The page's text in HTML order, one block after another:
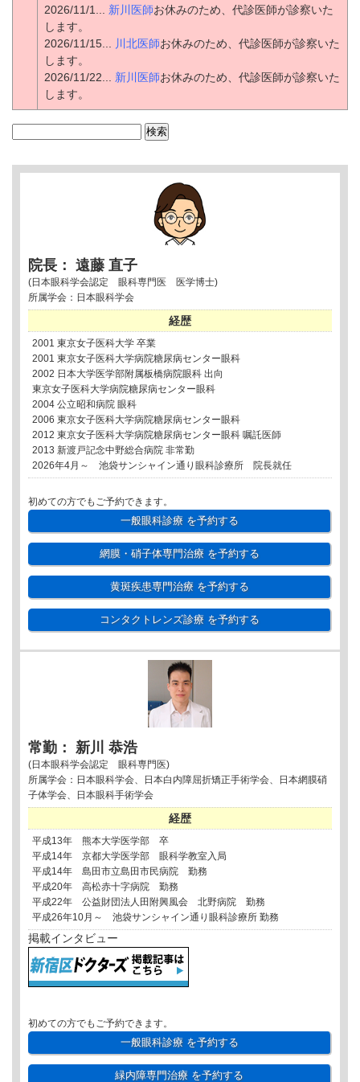
2026/11/1...
新川医師お休みのため、代診医師が診察いた
します。
2026/11/15...
川北医師お休みのため、代診医師が診察いた
します。
2026/11/22...
新川医師お休みのため、代診医師が診察いた
します。
院長： 遠藤 直子
(日本眼科学会認定 眼科専門医 医学博士)
所属学会：日本眼科学会
経歴
2001 東京女子医科大学 卒業
2001 東京女子医科大学病院糖尿病センター眼科
2002 日本大学医学部附属板橋病院眼科 出向
東京女子医科大学病院糖尿病センター眼科
2004 公立昭和病院 眼科
2006 東京女子医科大学病院糖尿病センター眼科
2012 東京女子医科大学病院糖尿病センター眼科 嘱託医師
2013 新渡戸記念中野総合病院 非常勤
2026年4月～ 池袋サンシャイン通り眼科診療所 院長就任
初めての方でもご予約できます。
一般眼科診療を予約する
網膜・硝子体専門治療を予約する
黄斑疾患専門治療を予約する
コンタクトレンズ診療を予約する
常勤： 新川 恭浩
(日本眼科学会認定 眼科専門医)
所属学会：日本眼科学会、日本白内障屈折矯正手術学会、日本網膜硝
子体学会、日本眼科手術学会
経歴
平成13年 熊本大学医学部 卒
平成14年 京都大学医学部 眼科学教室入局
平成14年 島田市立島田市民病院 勤務
平成20年 高松赤十字病院 勤務
平成22年 公益財団法人田附興風会 北野病院 勤務
平成26年10月～ 池袋サンシャイン通り眼科診療所 勤務
掲載インタビュー
初めての方でもご予約できます。
一般眼科診療を予約する
緑内障専門治療 を予約する